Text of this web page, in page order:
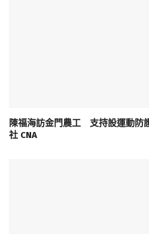
陳福海訪金門農工 支持設運動防
社 CNA